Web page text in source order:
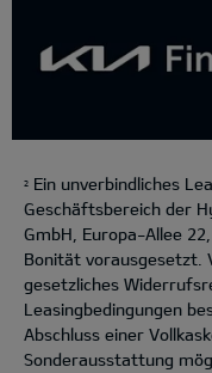
2
Ein unverbindliches
Geschäftsbereich der
GmbH, Europa-Allee
Bonität vorausgesetzt.
gesetzliches
Leasingbedingungen
Abschluss einer
Sonderausstattung